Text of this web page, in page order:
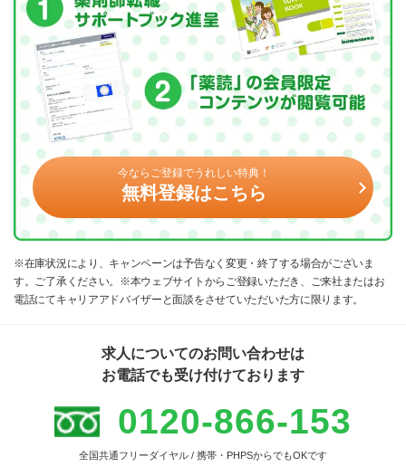
今ならご登録でうれしい特典！
無料登録はこちら
※在庫状況により、キャンペーンは予告なく変更・終了する場合がございま
す。ご了承ください。※本ウェブサイトからご登録いただき、ご来社またはお
電話にてキャリアアドバイザーと面談をさせていただいた方に限ります。
求人についてのお問い合わせは
お電話でも受け付けております
0120-866-153
全国共通フリーダイヤル / 携帯・PHPSからでもOKです